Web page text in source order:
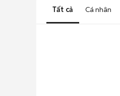
Tất cả Cá nhân